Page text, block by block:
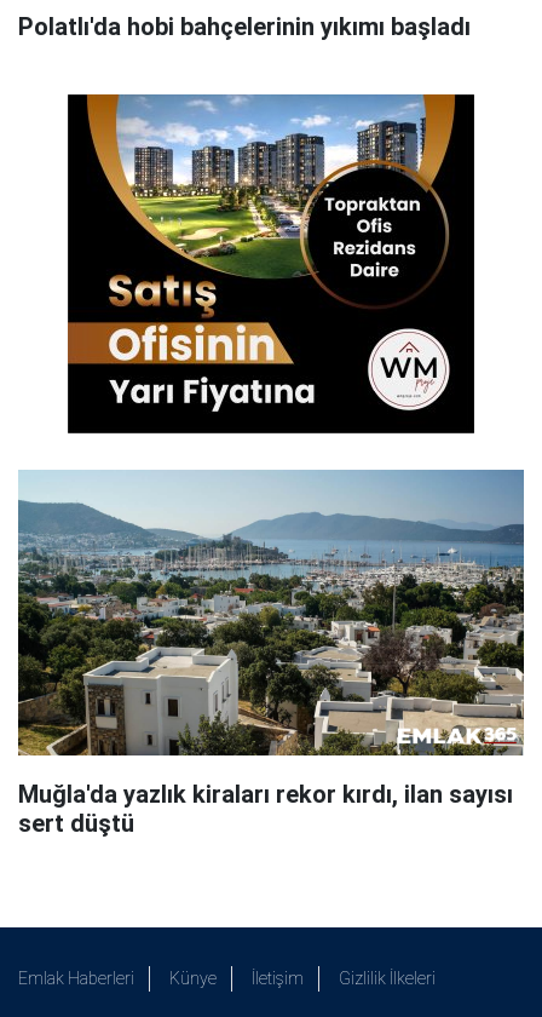
Polatlı'da hobi bahçelerinin yıkımı başladı
Muğla'da yazlık kiraları rekor kırdı, ilan sayısı
sert düştü
Emlak Haberleri Künye İletişim Gizlilik İlkeleri